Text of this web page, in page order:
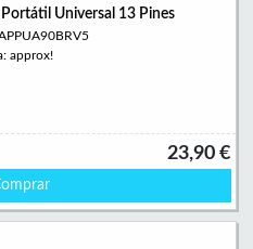
Universal 13 Pines
approx!
23,90 €